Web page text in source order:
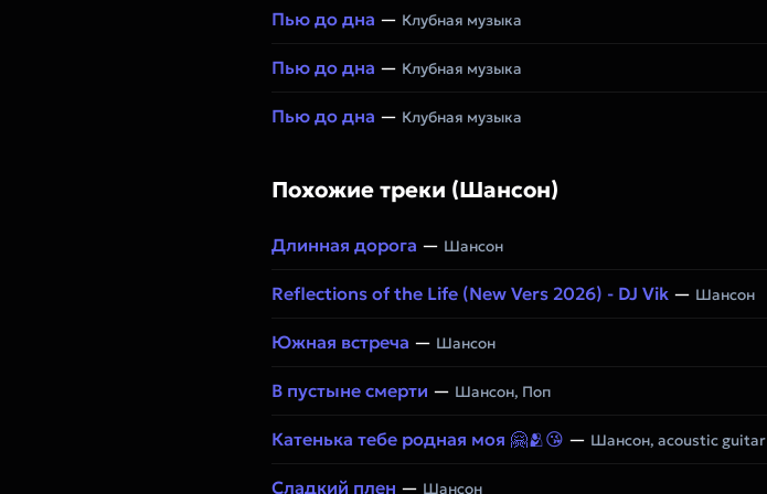
Пью до дна — Клубная музыка
Пью до дна — Клубная музыка
Пью до дна — Клубная музыка
Похожие треки (Шансон)
Длинная дорога — Шансон
Reflections of the Life (New Vers 2026) - DJ Vik — Шансон
Южная встреча — Шансон
В пустыне смерти — Шансон, Поп
Катенька тебе родная моя 🤗🫂😘 — Шансон, acoustic guitar
Сладкий плен — Шансон